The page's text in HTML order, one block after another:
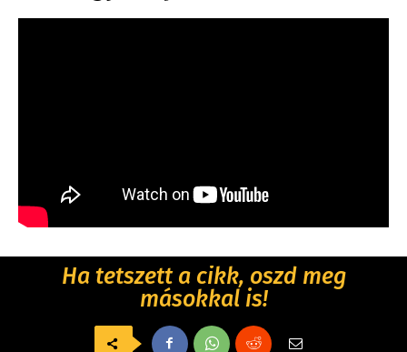
Ha tetszett a cikk, oszd meg
másokkal is!